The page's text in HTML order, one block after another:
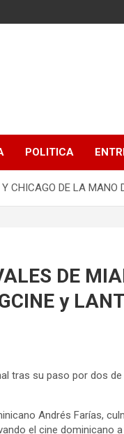
POLITICA
CHICAGO DE LA MANO
DE
y
tras su paso por dos
Andrés Farías,
el cine dominicano